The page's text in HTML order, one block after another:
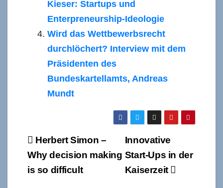
Kieser: Startups und
Enterpreneurship-Ideologie
Wird das Wettbewerbsrecht
durchlöchert? Interview mit dem
Präsidenten des
Bundeskartellamts, Andreas
Mundt
Beitragsnavigation
Innovative
Start-Ups in der
Kaiserzeit
Herbert Simon –
Why decision making
is so difficult